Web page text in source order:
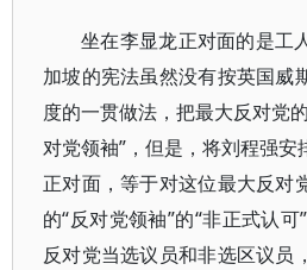
坐在李显龙正对面的是工
加坡的宪法虽然没有按英国威
度的一贯做法，把最大反对党
对党领袖”，但是，将刘程强
正对面，等于对这位最大反对
的“反对党领袖”的“非正式认
反对党当选议员和非选区议员